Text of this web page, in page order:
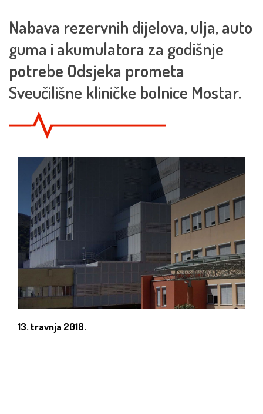
Nabava rezervnih dijelova, ulja, auto
guma i akumulatora za godišnje
potrebe Odsjeka prometa
Sveučilišne kliničke bolnice Mostar.
13. travnja 2018.